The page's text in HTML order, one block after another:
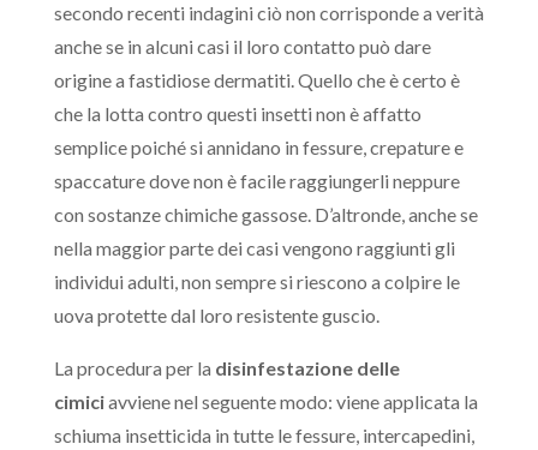
secondo recenti indagini ciò non corrisponde a verità
anche se in alcuni casi il loro contatto può dare
origine a fastidiose dermatiti. Quello che è certo è
che la lotta contro questi insetti non è affatto
semplice poiché si annidano in fessure, crepature e
spaccature dove non è facile raggiungerli neppure
con sostanze chimiche gassose. D’altronde, anche se
nella maggior parte dei casi vengono raggiunti gli
individui adulti, non sempre si riescono a colpire le
uova protette dal loro resistente guscio.
La procedura per la disinfestazione delle
cimiciavviene nel seguente modo: viene applicata la
schiuma insetticida in tutte le fessure, intercapedini,